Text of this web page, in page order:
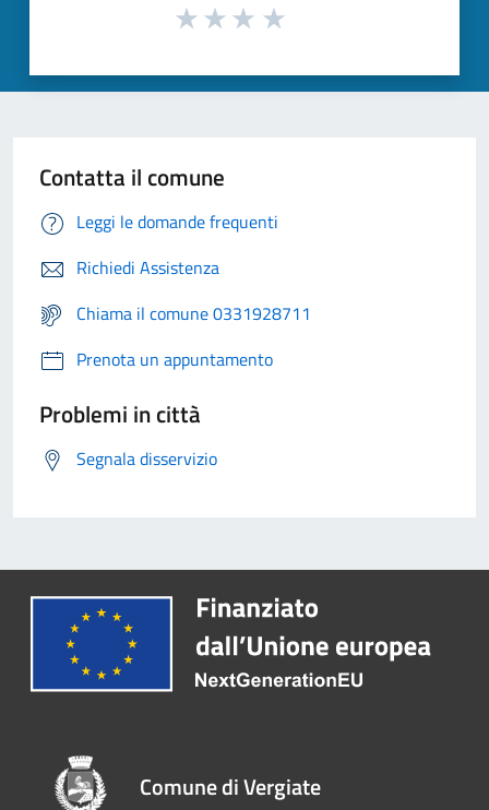
Contatta il comune
Leggi le domande frequenti
Richiedi Assistenza
Chiama il comune 0331928711
Prenota un appuntamento
Problemi in città
Segnala disservizio
Comune di Vergiate